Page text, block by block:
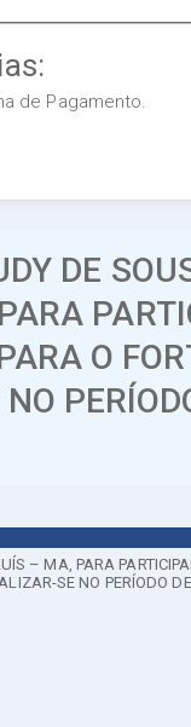
de Pagamento.
DE
O
– MA, PARA
SE NO PERÍODO